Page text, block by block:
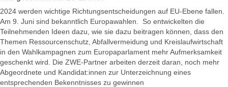
2024 werden wichtige Richtungsentscheidungen auf EU-Ebene fallen.
Am 9. Juni sind bekanntlich Europawahlen. So entwickelten die
Teilnehmenden Ideen dazu, wie sie dazu beitragen können, dass den
Themen Ressourcenschutz, Abfallvermeidung und Kreislaufwirtschaft
in den Wahlkampagnen zum Europaparlament mehr Aufmerksamkeit
geschenkt wird. Die ZWE-Partner arbeiten derzeit daran, noch mehr
Abgeordnete und Kandidat:innen zur Unterzeichnung eines
entsprechenden Bekenntnisses zu gewinnen